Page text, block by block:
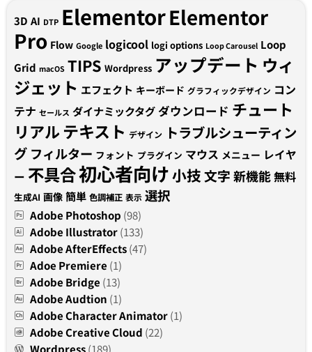
3D AI DTP ElementorElementor
Pro Flow Google logicool logi options Loop Carousel Loop
Grid macOS TIPS Wordpress アップデート ウィ
ジェット エフェクト キーボード グラフィックデザイン コン
テナ セールス ダイナミックタグダウンロード チュート
リアルテキスト デザイン トラブルシューティン
グ フィルター フォント プラグイン マウス メニュー レイヤ
ー 不具合初心者向け小技文字新機能無料
生成AI 画像 簡単 色調補正 表示 選択
Adobe Photoshop (98)
Adobe Illustrator(133)
Adobe AfterEffects(47)
Adoe Premiere (1)
Adobe Bridge (13)
Adobe Audtion (1)
Adobe Character Animator(1)
Adobe Creative Cloud (22)
Wordpress(189)